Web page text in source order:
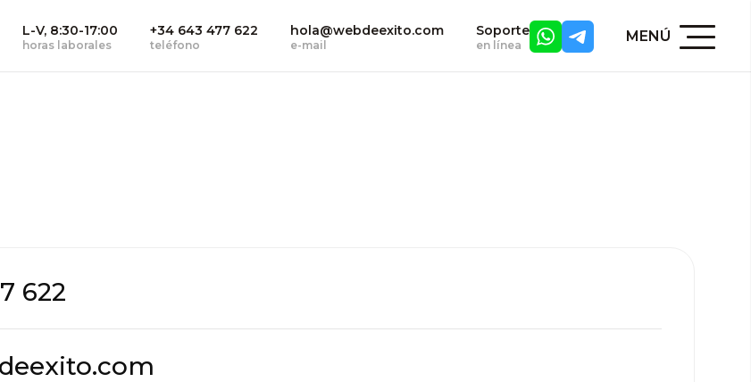
L-V, 8:30-17:00
horas laborales
+34 643 477 622
teléfono
hola@webdeexito.com
e-mail
Soporte
en línea
MENÚ
622